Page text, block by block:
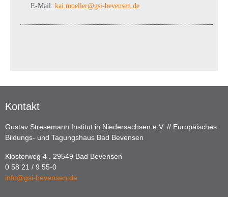
E-Mail: kai.moeller@gsi-bevensen.de
Kontakt
Gustav Stresemann Institut in Niedersachsen e.V. // Europäisches
Bildungs- und Tagungshaus Bad Bevensen
Klosterweg 4 . 29549 Bad Bevensen
0 58 21 / 9 55-0
info@gsi-bevensen.de